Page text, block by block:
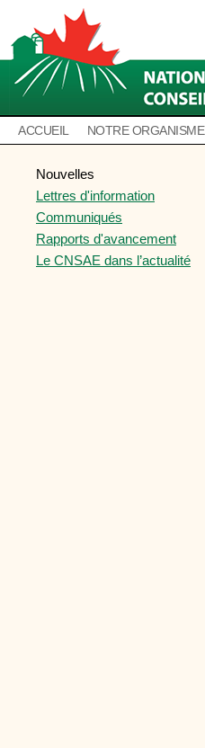
ACCUEIL NOTRE ORGANISME
Nouvelles
Lettres d'information
Communiqués
Rapports d'avancement
Le CNSAE dans l’actualité